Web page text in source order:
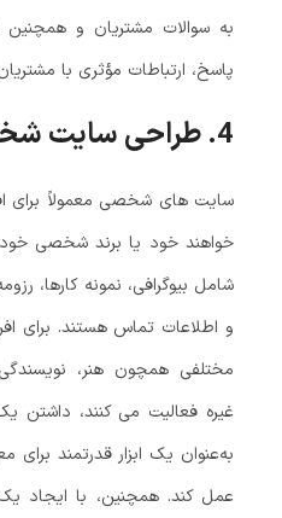
به سوالات مشتریان و
پاسخ، ارتباطات مؤثری با مشتریان
4. طراحی سایت
سایت‌ های شخصی معمولاً برای
خواهند خود یا برند شخصی
شامل بیوگرافی، نمونه‌ کارها،
و اطلاعات تماس هستند. برای
مختلفی همچون هنر،
غیره فعالیت می‌ کنند،
به‌عنوان یک ابزار قدرتمند
عمل کند. همچنین، با ایجاد